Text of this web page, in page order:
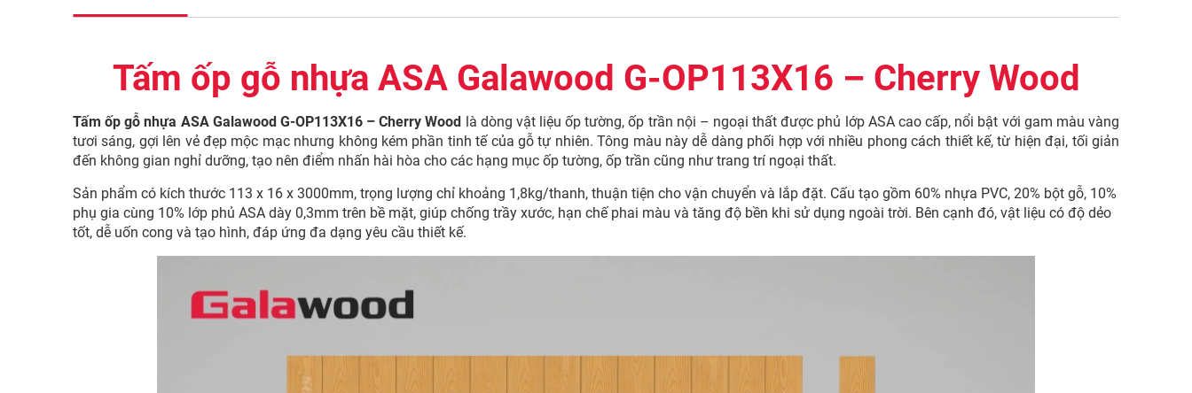
Tấm ốp gỗ nhựa ASA Galawood G-OP113X16 – Cherry Wood
Tấm ốp gỗ nhựa ASA Galawood G-OP113X16 – Cherry Wood là dòng vật liệu ốp tường, ốp trần nội – ngoại thất được phủ lớp ASA cao cấp, nổi bật với gam màu vàng
tươi sáng, gợi lên vẻ đẹp mộc mạc nhưng không kém phần tinh tế của gỗ tự nhiên. Tông màu này dễ dàng phối hợp với nhiều phong cách thiết kế, từ hiện đại, tối giản
đến không gian nghỉ dưỡng, tạo nên điểm nhấn hài hòa cho các hạng mục ốp tường, ốp trần cũng như trang trí ngoại thất.
Sản phẩm có kích thước 113 x 16 x 3000mm, trọng lượng chỉ khoảng 1,8kg/thanh, thuận tiện cho vận chuyển và lắp đặt. Cấu tạo gồm 60% nhựa PVC, 20% bột gỗ, 10%
phụ gia cùng 10% lớp phủ ASA dày 0,3mm trên bề mặt, giúp chống trầy xước, hạn chế phai màu và tăng độ bền khi sử dụng ngoài trời. Bên cạnh đó, vật liệu có độ dẻo
tốt, dễ uốn cong và tạo hình, đáp ứng đa dạng yêu cầu thiết kế.